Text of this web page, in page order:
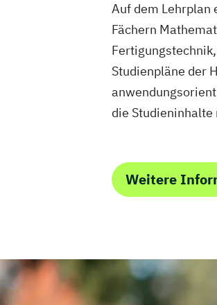
Auf dem Lehrplan
Fächern
Studienpläne der
die
Weitere